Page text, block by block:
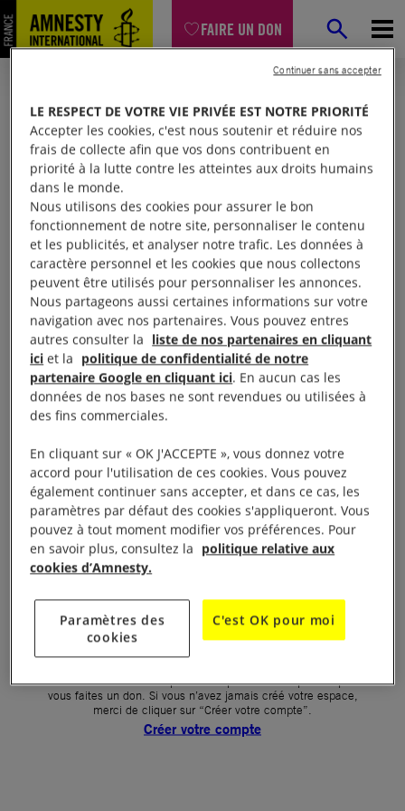
FAIRE UN DON
Mon espace
Connexion
Votre adresse email (obligatoire)
Mot de passe oublié ?
Un problème de connexion ?
Première connexion ?
La création de votre espace n’est pas automatique lorsque
vous faites un don. Si vous n’avez jamais créé votre espace,
merci de cliquer sur “Créer votre compte”.
Créer votre compte
LE RESPECT DE VOTRE VIE PRIVÉE EST NOTRE PRIORITÉ
Accepter les cookies, c'est nous soutenir et réduire nos
frais de collecte afin que vos dons contribuent en
priorité à la lutte contre les atteintes aux droits humains
dans le monde.
Nous utilisons des cookies pour assurer le bon
fonctionnement de notre site, personnaliser le contenu
et les publicités, et analyser notre trafic. Les données à
caractère personnel et les cookies que nous collectons
peuvent être utilisés pour personnaliser les annonces.
Nous partageons aussi certaines informations sur votre
navigation avec nos partenaires. Vous pouvez entres
autres consulter la liste de nos partenaires en cliquant
ici et la politique de confidentialité de notre
partenaire Google en cliquant ici. En aucun cas les
données de nos bases ne sont revendues ou utilisées à
des fins commerciales.
En cliquant sur « OK J'ACCEPTE », vous donnez votre
accord pour l'utilisation de ces cookies. Vous pouvez
également continuer sans accepter, et dans ce cas, les
paramètres par défaut des cookies s'appliqueront. Vous
pouvez à tout moment modifier vos préférences. Pour
en savoir plus, consultez la politique relative aux
cookies d’Amnesty.
Paramètres des
cookies
C'est OK pour moi
Continuer sans accepter